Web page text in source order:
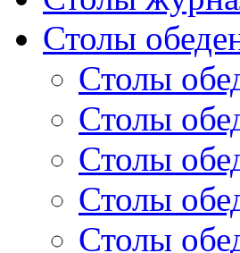
Столы
Столы
Столы
Столы
Столы
Столы